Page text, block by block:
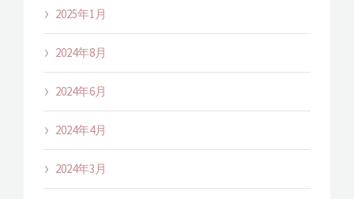
2025年1月
2024年8月
2024年6月
2024年4月
2024年3月